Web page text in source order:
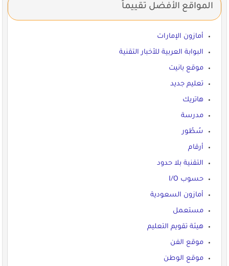
المواقع الأفضل تقييماً
أمازون الإمارات
البوابة العربية للأخبار التقنية
موقع بانيت
تعليم جديد
هاتريك
مدرسة
سُطُور
أرقام
التقنية بلا حدود
حسوب I/O
أمازون السعودية
مستعمل
هيئة تقويم التعليم
موقع الفن
موقع الوطن